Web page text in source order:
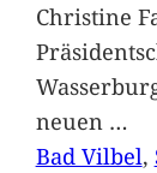
Christine
neuen …
Bad Vilbel,